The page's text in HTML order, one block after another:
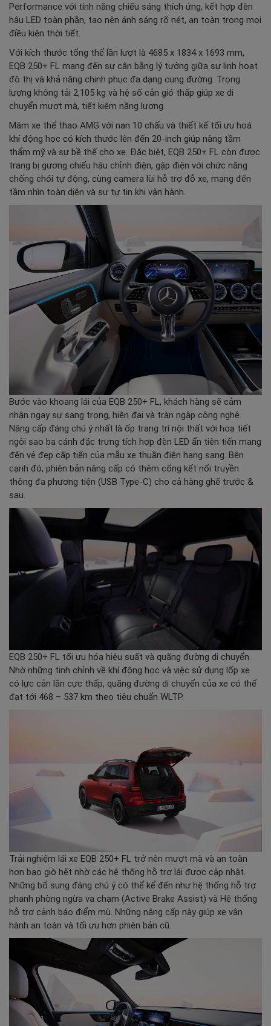
Performance với tính năng chiếu sáng thích ứng, kết hợp đèn
hậu LED toàn phần, tạo nên ánh sáng rõ nét, an toàn trong mọi
điều kiện thời tiết.
Với kích thước tổng thể lần lượt là 4685 x 1834 x 1693 mm,
EQB 250+ FL mang đến sự cân bằng lý tưởng giữa sự linh hoạt
đô thị và khả năng chinh phục đa dạng cung đường. Trọng
lượng không tải 2,105 kg và hệ số cản gió thấp giúp xe di
chuyển mượt mà, tiết kiệm năng lượng.
Mâm xe thể thao AMG với nan 10 chấu và thiết kế tối ưu hoá
khí động học có kích thước lên đến 20-inch giúp nâng tầm
thẩm mỹ và sự bề thế cho xe. Đặc biệt, EQB 250+ FL còn được
trang bị gương chiếu hậu chỉnh điện, gập điện với chức năng
chống chói tự động, cùng camera lùi hỗ trợ đỗ xe, mang đến
tầm nhìn toàn diện và sự tự tin khi vận hành.
Bước vào khoang lái của EQB 250+ FL, khách hàng sẽ cảm
nhận ngay sự sang trọng, hiện đại và tràn ngập công nghệ.
Nâng cấp đáng chú ý nhất là ốp trang trí nội thất với hoạ tiết
ngôi sao ba cánh đặc trưng tích hợp đèn LED ẩn tiên tiến mang
đến vẻ đẹp cấp tiến của mẫu xe thuần điện hạng sang. Bên
cạnh đó, phiên bản nâng cấp có thêm cổng kết nối truyền
thông đa phương tiện (USB Type-C) cho cả hàng ghế trước &
sau.
EQB 250+ FL tối ưu hóa hiệu suất và quãng đường di chuyển.
Nhờ những tinh chỉnh về khí động học và việc sử dụng lốp xe
có lực cản lăn cực thấp, quãng đường di chuyển của xe có thể
đạt tới 468 – 537 km theo tiêu chuẩn WLTP.
Trải nghiệm lái xe EQB 250+ FL trở nên mượt mà và an toàn
hơn bao giờ hết nhờ các hệ thống hỗ trợ lái được cập nhật.
Những bổ sung đáng chú ý có thể kể đến như hệ thống hỗ trợ
phanh phòng ngừa va chạm (Active Brake Assist) và Hệ thống
hỗ trợ cảnh báo điểm mù. Những nâng cấp này giúp xe vận
hành an toàn và tối ưu hơn phiên bản cũ.